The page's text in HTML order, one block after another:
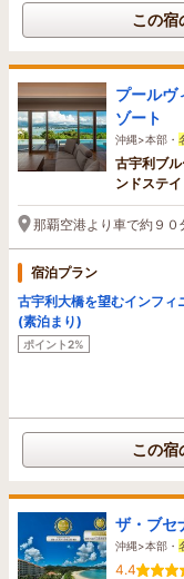
この宿
プールヴ
ゾート
沖縄>本部・
古宇利ブ
ンドステイ
那覇空港より車で約９０
宿泊プラン
古宇利大橋を望むインフィ
(素泊まり)
ポイント2%
この宿
ザ・ブセ
沖縄>本部・
4.4